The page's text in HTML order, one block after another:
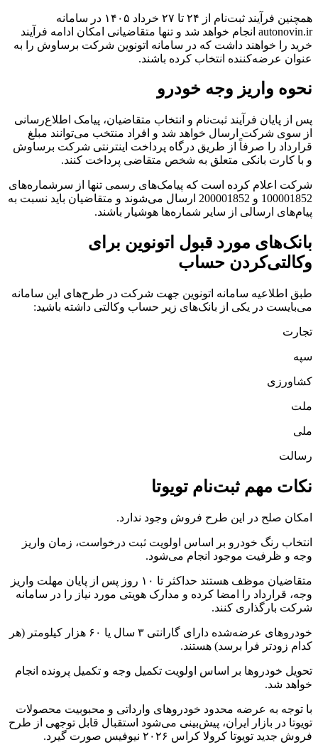
همچنین فرآیند ثبت‌نام از ۲۴ تا ۲۷ خرداد ۱۴۰۵ در سامانه
autonovin.ir انجام خواهد شد و تنها متقاضیانی امکان ادامه فرآیند
خرید را خواهند داشت که در سامانه اتونوین شرکت برساوش را به
عنوان عرضه‌کننده انتخاب کرده باشند.
نحوه واریز وجه خودرو
پس از پایان فرآیند ثبت‌نام و انتخاب متقاضیان، پیامک اطلاع‌رسانی
از سوی شرکت ارسال خواهد شد و افراد منتخب می‌توانند مبلغ
قرارداد را صرفاً از طریق درگاه پرداخت اینترنتی شرکت برساوش
و با کارت بانکی متعلق به شخص متقاضی پرداخت کنند.
شرکت اعلام کرده است که پیامک‌های رسمی تنها از سرشماره‌های
100001852 و 200001852 ارسال می‌شوند و متقاضیان باید نسبت به
پیام‌های ارسالی از سایر شماره‌ها هوشیار باشند.
بانک‎‌های مورد قبول اتونوین برای
وکالتی‌کردن حساب
طبق اطلاعیه سامانه اتونوین جهت شرکت در طرح‌های این سامانه
می‌بایست در یکی از بانک‌های زیر حساب وکالتی داشته باشید:
تجارت
سپه
کشاورزی
ملت
ملی
رسالت
نکات مهم ثبت‌نام تویوتا
امکان صلح در این طرح فروش وجود ندارد.
انتخاب رنگ خودرو بر اساس اولویت ثبت درخواست، زمان واریز
وجه و ظرفیت موجود انجام می‌شود.
متقاضیان موظف هستند حداکثر تا ۱۰ روز پس از پایان مهلت واریز
وجه، قرارداد را امضا کرده و مدارک هویتی مورد نیاز را در سامانه
شرکت بارگذاری کنند.
خودروهای عرضه‌شده دارای گارانتی ۳ سال یا ۶۰ هزار کیلومتر (هر
کدام زودتر فرا برسد) هستند.
تحویل خودروها بر اساس اولویت تکمیل وجه و تکمیل پرونده انجام
خواهد شد.
با توجه به عرضه محدود خودروهای وارداتی و محبوبیت محصولات
تویوتا در بازار ایران، پیش‌بینی می‌شود استقبال قابل توجهی از طرح
فروش جدید تویوتا کرولا کراس ۲۰۲۶ نیوفیس صورت گیرد.